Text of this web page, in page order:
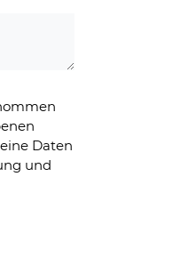
Daten
und